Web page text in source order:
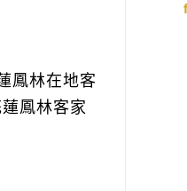
鳳林在地客
鳳林客家